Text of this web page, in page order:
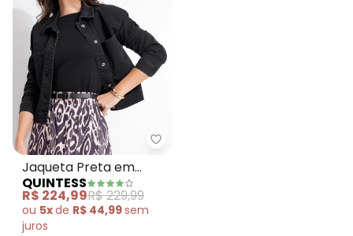
Quintess - Jaqueta Preta em
Jaqueta Preta em
Sarja
QUINTESS
R$ 224,99R$ 229,99
ou 5xde R$ 44,99sem
juros